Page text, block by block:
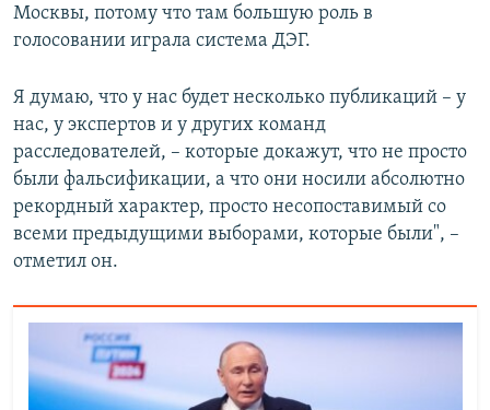
Москвы, потому что там большую роль в
голосовании играла система ДЭГ.
Я думаю, что у нас будет несколько публикаций – у
нас, у экспертов и у других команд
расследователей, – которые докажут, что не просто
были фальсификации, а что они носили абсолютно
рекордный характер, просто несопоставимый со
всеми предыдущими выборами, которые были", –
отметил он.